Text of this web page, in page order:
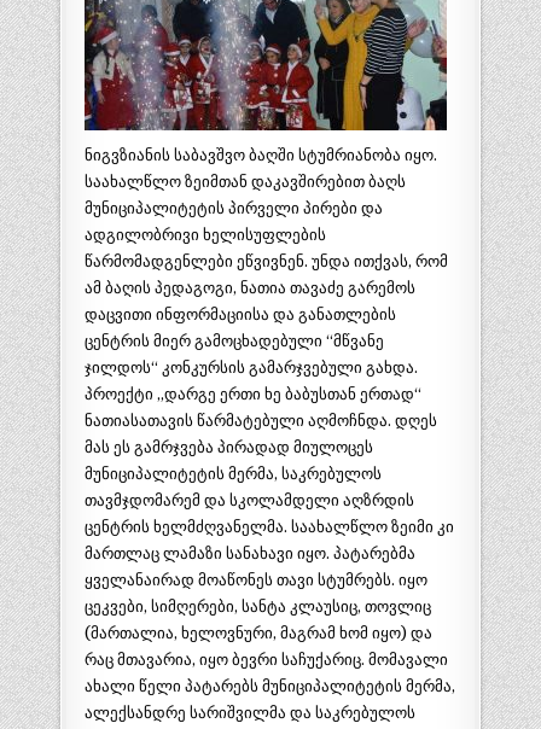
ნიგვზიანის საბავშვო ბაღში სტუმრიანობა იყო.
საახალწლო ზეიმთან დაკავშირებით ბაღს
მუნიციპალიტეტის პირველი პირები და
ადგილობრივი ხელისუფლების
წარმომადგენლები ეწვივნენ. უნდა ითქვას, რომ
ამ ბაღის პედაგოგი, ნათია თავაძე გარემოს
დაცვითი ინფორმაციისა და განათლების
ცენტრის მიერ გამოცხადებული “მწვანე
ჯილდოს“ კონკურსის გამარჯვებული გახდა.
პროექტი „დარგე ერთი ხე ბაბუსთან ერთად“
ნათიასათავის წარმატებული აღმოჩნდა. დღეს
მას ეს გამრჯვება პირადად მიულოცეს
მუნიციპალიტეტის მერმა, საკრებულოს
თავმჯდომარემ და სკოლამდელი აღზრდის
ცენტრის ხელმძღვანელმა. საახალწლო ზეიმი კი
მართლაც ლამაზი სანახავი იყო. პატარებმა
ყველანაირად მოაწონეს თავი სტუმრებს. იყო
ცეკვები, სიმღერები, სანტა კლაუსიც, თოვლიც
(მართალია, ხელოვნური, მაგრამ ხომ იყო) და
რაც მთავარია, იყო ბევრი საჩუქარიც. მომავალი
ახალი წელი პატარებს მუნიციპალიტეტის მერმა,
ალექსანდრე სარიშვილმა და საკრებულოს